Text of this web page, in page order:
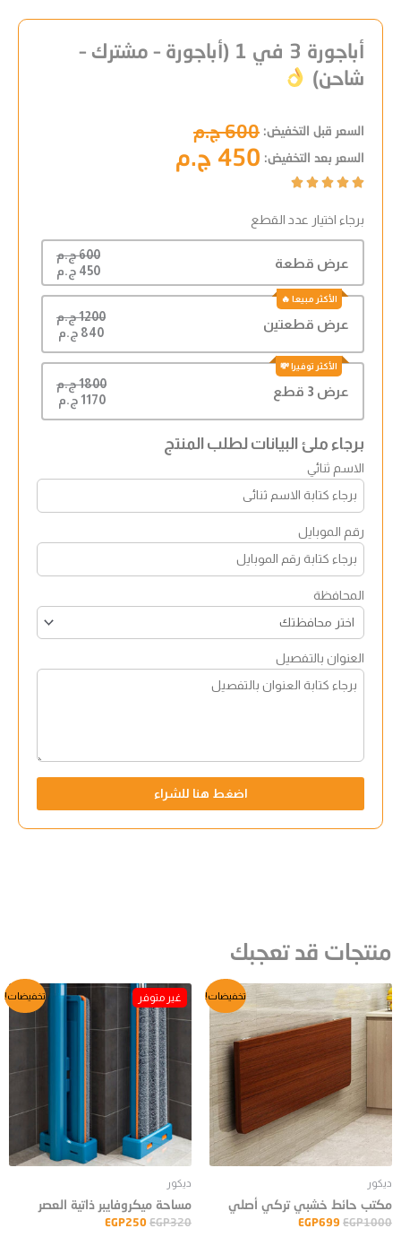
أباجورة 3 في 1 (أباجورة – مشترك –
شاحن)
السعر قبل التخفيض: 600 ج.م
السعر بعد التخفيض: 450 ج.م





Rated
out
of
5
برجاء اختيار عدد القطع
عرض قطعة
600 ج.م
450 ج.م
عرض قطعتين
1200 ج.م
840 ج.م
عرض 3 قطع
1800 ج.م
1170 ج.م
برجاء ملئ البيانات لطلب المنتج
الاسم ثنائي
رقم الموبايل
المحافظة
العنوان بالتفصيل
اضغط هنا للشراء
منتجات قد تعجبك
تخفيضات!
ديكور
مكتب حائط خشبي تركي أصلي
EGP1000
السعر
الأصلي
هو:
EGP1000.
EGP699
السعر
الحالي
هو:
EGP699.
تخفيضات!
ديكور
مساحة ميكروفايبر ذاتية العصر
EGP320
السعر
الأصلي
هو:
EGP320.
EGP250
السعر
الحالي
EGP250.